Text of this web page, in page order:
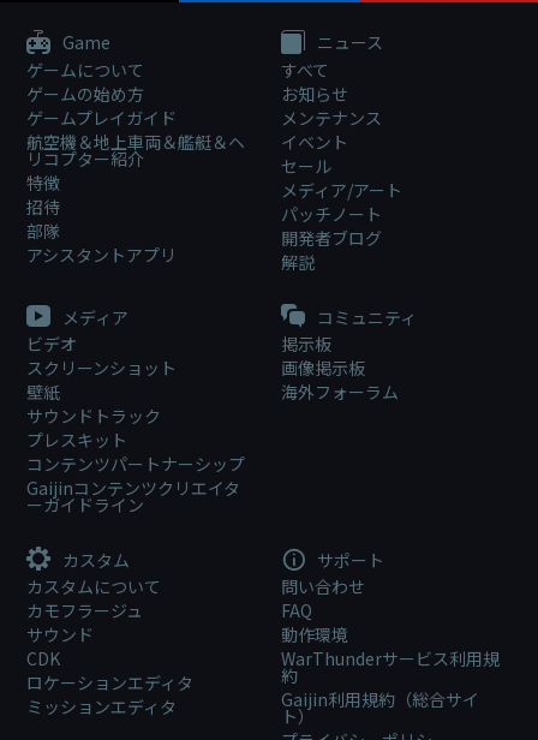
Game
ゲームについて
ゲームの始め方
ゲームプレイガイド
航空機＆地上車両＆艦艇＆ヘ
リコプター紹介
特徴
招待
部隊
アシスタントアプリ
ニュース
すべて
お知らせ
メンテナンス
イベント
セール
メディア/アート
パッチノート
開発者ブログ
解説
メディア
ビデオ
スクリーンショット
壁紙
サウンドトラック
プレスキット
コンテンツパートナーシップ
Gaijinコンテンツクリエイタ
ーガイドライン
コミュニティ
掲示板
画像掲示板
海外フォーラム
カスタム
カスタムについて
カモフラージュ
サウンド
CDK
ロケーションエディタ
ミッションエディタ
サポート
問い合わせ
FAQ
動作環境
WarThunderサービス利用規
約
Gaijin利用規約（総合サイ
ト）